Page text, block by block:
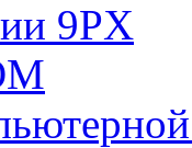
9PX